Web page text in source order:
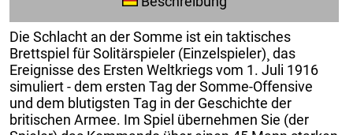
Die Schlacht an der Somme ist ein taktisches
Brettspiel für Solitärspieler (Einzelspieler)¸ das
Ereignisse des Ersten Weltkriegs vom 1. Juli 1916
simuliert - dem ersten Tag der Somme-Offensive
und dem blutigsten Tag in der Geschichte der
britischen Armee. Im Spiel übernehmen Sie (der